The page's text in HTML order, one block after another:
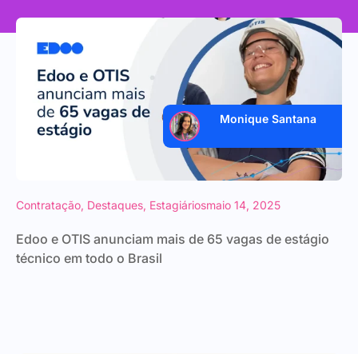
Monique Santana
Contratação, Destaques, Estagiáriosmaio 14, 2025
Edoo e OTIS anunciam mais de 65 vagas de estágio
técnico em todo o Brasil